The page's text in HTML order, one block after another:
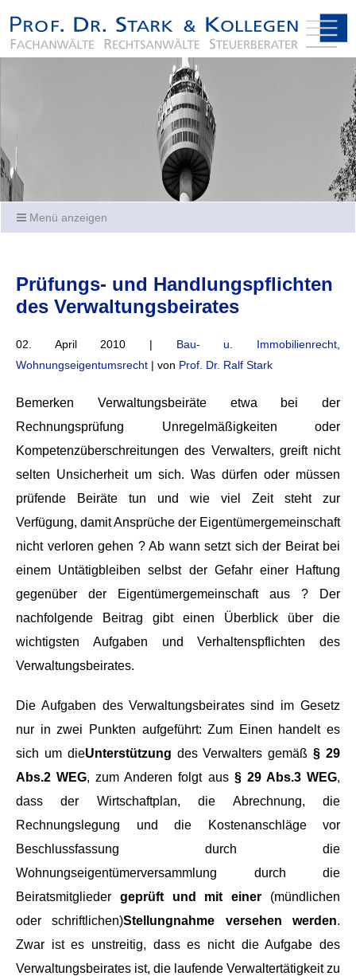
Menü anzeigen
Prüfungs- und Handlungspflichten
des Verwaltungsbeirates
02. April 2010 | Bau- u. Immobilienrecht
Wohnungseigentumsrecht | von Prof. Dr. Ralf Stark
Bemerken Verwaltungsbeiräte etwa bei der
Rechnungsprüfung Unregelmäßigkeiten oder
Kompetenzüberschreitungen des Verwalters, greift nicht
selten Unsicherheit um sich. Was dürfen oder müssen
prüfende Beiräte tun und wie viel Zeit steht zur
Verfügung, damit Ansprüche der Eigentümergemeinschaft
nicht verloren gehen ? Ab wann setzt sich der Beirat bei
einem Untätigbleiben selbst der Gefahr einer Haftung
gegenüber der Eigentümergemeinschaft aus ? Der
nachfolgende Beitrag gibt einen Überblick über die
wichtigsten Aufgaben und Verhaltenspflichten des
Verwaltungsbeirates.
Die Aufgaben des Verwaltungsbeirates sind im Gesetz
nur in zwei Punkten aufgeführt: Zum Einen handelt es
sich um dieUnterstützung des Verwalters gemäß§ 29
Abs.2 WEG, zum Anderen folgt aus § 29 Abs.3 WEG,
dass der Wirtschaftplan, die Abrechnung, die
Rechnungslegung und die Kostenanschläge vor
Beschlussfassung durch die
Wohnungseigentümerversammlung durch die
Beiratsmitglieder geprüft und mit einer (mündlichen
oder schriftlichen)Stellungnahme versehen werden.
Zwar ist es unstreitig, dass es nicht die Aufgabe des
Verwaltungsbeirates ist, die laufende Verwaltertätigkeit zu